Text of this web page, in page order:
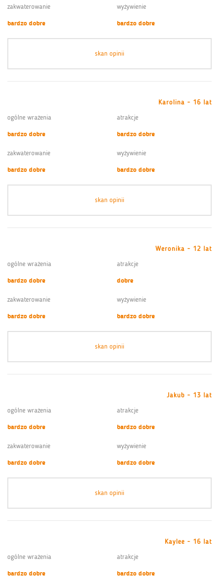
zakwaterowanie
bardzo dobre
wyżywienie
bardzo dobre
skan opinii
Karolina - 16 lat
ogólne wrażenia
bardzo dobre
atrakcje
bardzo dobre
zakwaterowanie
bardzo dobre
wyżywienie
bardzo dobre
skan opinii
Weronika - 12 lat
ogólne wrażenia
bardzo dobre
atrakcje
dobre
zakwaterowanie
bardzo dobre
wyżywienie
bardzo dobre
skan opinii
Jakub - 13 lat
ogólne wrażenia
bardzo dobre
atrakcje
bardzo dobre
zakwaterowanie
bardzo dobre
wyżywienie
bardzo dobre
skan opinii
Kaylee - 16 lat
ogólne wrażenia
bardzo dobre
atrakcje
bardzo dobre